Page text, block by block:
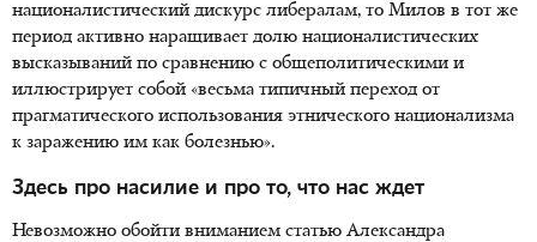
националистический дискурс либералам, то Милов в тот же
период активно наращивает долю националистических
высказываний по сравнению с общеполитическими и
иллюстрирует собой «весьма типичный переход от
прагматического использования этнического национализма
к заражению им как болезнью».
Здесь про насилие и про то, что нас ждет
Невозможно обойти вниманием статью Александра